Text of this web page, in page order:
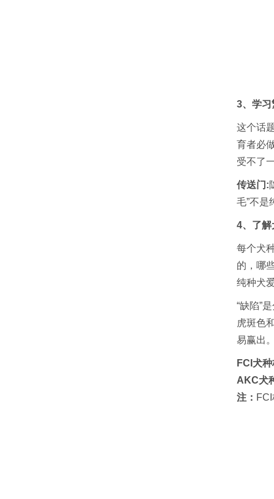
3、学习
这个话
育者必
受不了
传送门:
毛”不是
4、了解
每个犬
的，哪
纯种犬
“缺陷”
虎斑色
易赢出
FCI犬
AKC犬
注：